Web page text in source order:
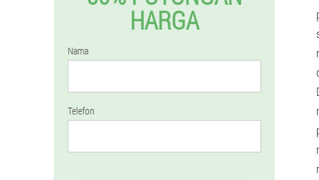
HARGA
Nama
Telefon